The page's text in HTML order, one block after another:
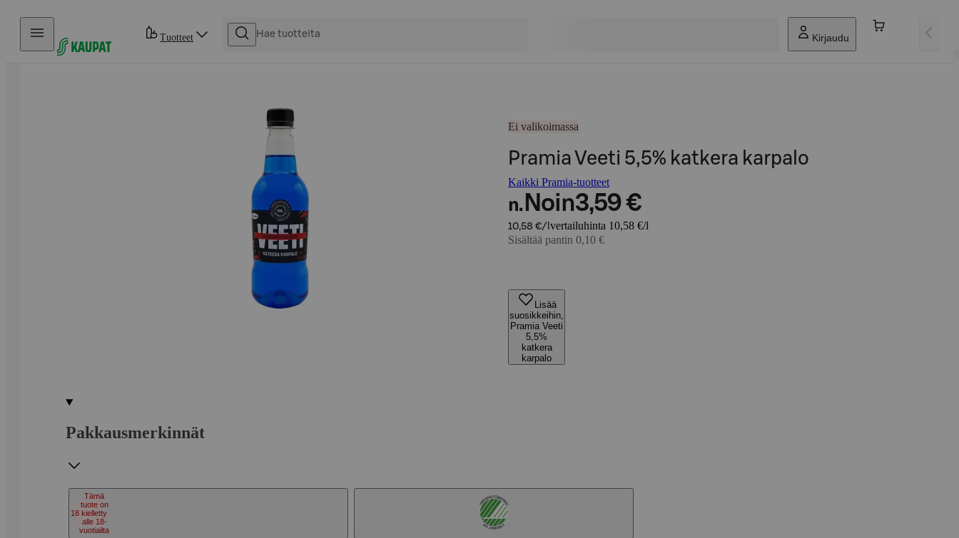
Hyppää sisältöön
Tuotteet Kirjaudu
Ei valikoimassa
Pramia Veeti 5,5% katkera karpalo
Kaikki Pramia-tuotteet
n. Noin3,59 €
10,58 €/l vertailuhinta 10,58 €/l
Sisältää pantin 0,10 €
Lisää
suosikkeihin,
Pramia Veeti
5,5%
katkera
karpalo
Pakkausmerkinnät
18
Tämä
tuote on
kielletty
alle 18-
vuotiailta